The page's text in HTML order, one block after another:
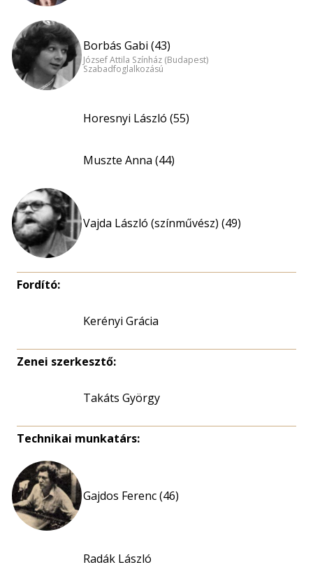
Borbás Gabi (43)
József Attila Színház (Budapest)
Szabadfoglalkozású
Horesnyi László (55)
Muszte Anna (44)
Vajda László (színművész) (49)
Fordító:
Kerényi Grácia
Zenei szerkesztő:
Takáts György
Technikai munkatárs:
Gajdos Ferenc (46)
Radák László